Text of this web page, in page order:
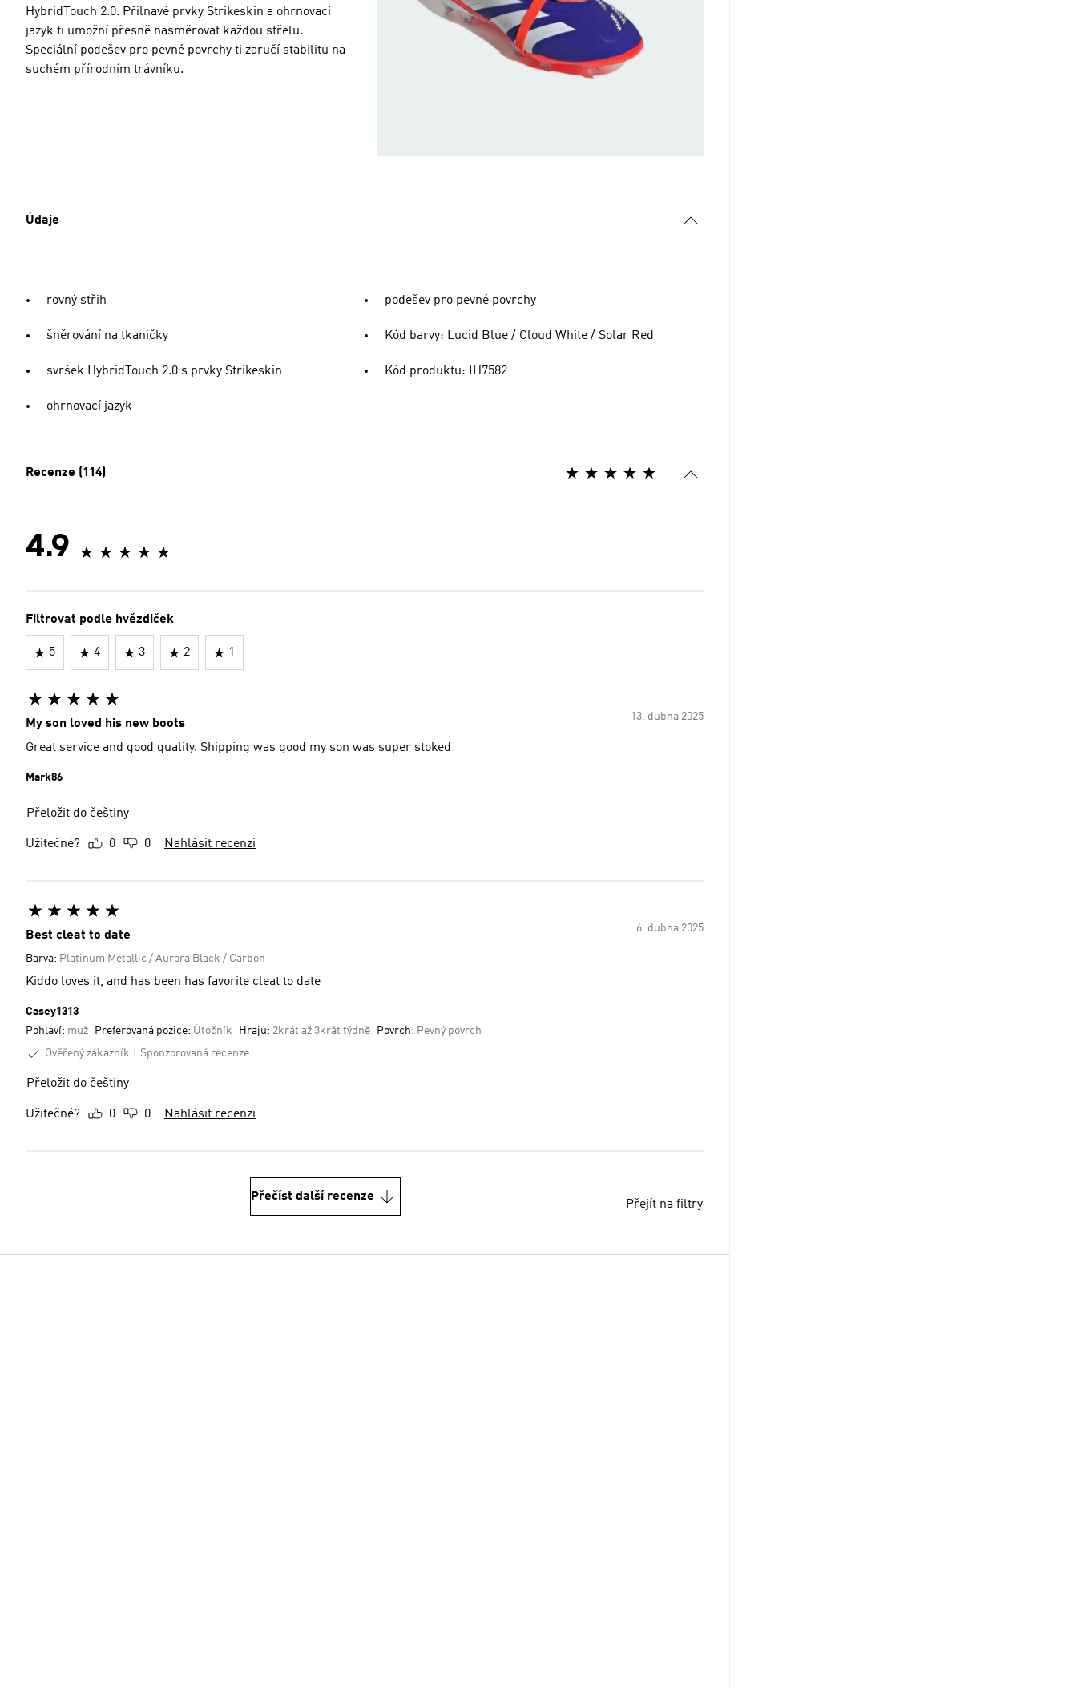
HybridTouch 2.0. Přilnavé prvky Strikeskin a ohrnovací
jazyk ti umožní přesně nasměrovat každou střelu.
Speciální podešev pro pevné povrchy ti zaručí stabilitu na
suchém přírodním trávníku.
Údaje
rovný střih
šněrování na tkaničky
svršek HybridTouch 2.0 s prvky Strikeskin
ohrnovací jazyk
podešev pro pevné povrchy
Kód barvy: Lucid Blue / Cloud White / Solar Red
Kód produktu: IH7582
Recenze (114)
4.9
Filtrovat podle hvězdiček
5 4 3 2 1
13. dubna 2025
My son loved his new boots
Great service and good quality. Shipping was good my son was super stoked
Mark86
Přeložit do češtiny
Užitečné? 0 0 Nahlásit recenzi
6. dubna 2025
Best cleat to date
Barva: Platinum Metallic / Aurora Black / Carbon
Kiddo loves it, and has been has favorite cleat to date
Casey1313
Pohlaví: muž Preferovaná pozice: Útočník Hraju: 2krát až 3krát týdně Povrch: Pevný povrch
Ověřený zákazník
Sponzorovaná recenze
Přeložit do češtiny
Užitečné? 0 0 Nahlásit recenzi
Přečíst další recenze
Přejít na filtry